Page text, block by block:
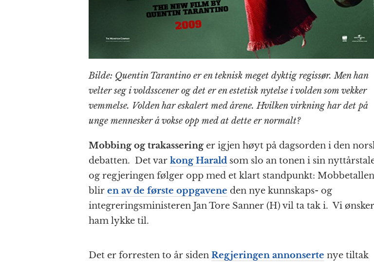
Bilde: Quentin Tarantino er en teknisk meget dyktig regissør. Men han
velter seg i voldsscener og det er en estetisk nytelse i volden som vekker
vemmelse. Volden har eskalert med årene. Hvilken virkning har det på
unge mennesker å vokse opp med at dette er normalt?
Mobbing og trakasseringer igjen høyt på dagsorden i den
debatten. Det var kong Harald som slo an tonen i sin
og regjeringen følger opp med et klart standpunkt:
blir en av de første oppgavene den nye kunnskaps- og
integreringsministeren Jan Tore Sanner (H) vil ta tak i. Vi ønsker
ham lykke til.
Det er forresten to år siden Regjeringen annonserte nye tiltak